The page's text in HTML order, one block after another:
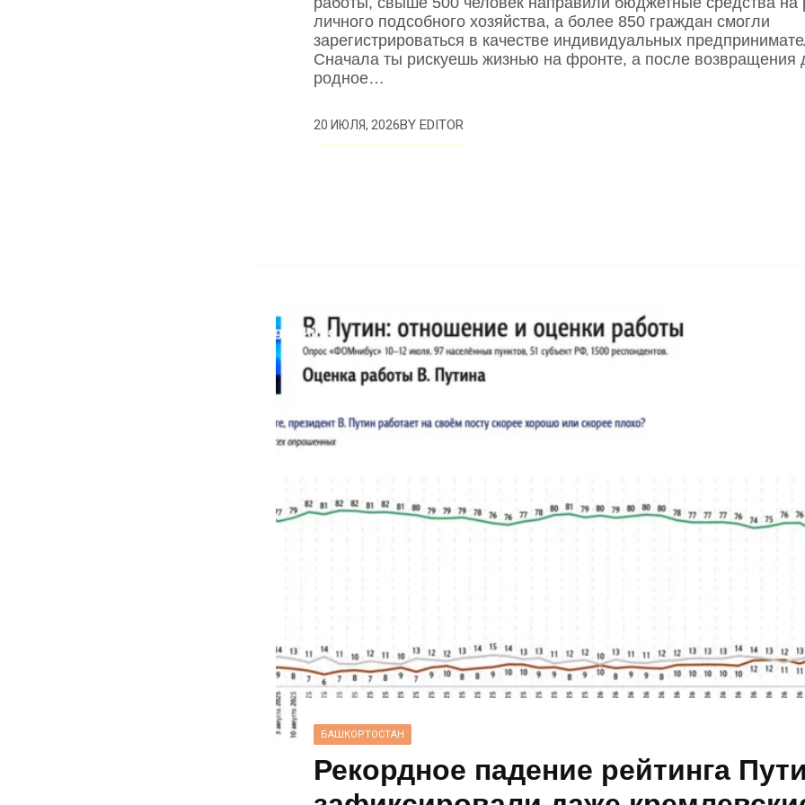
личного подсобного хозяйства, а более 850 граждан смогли
зарегистрироваться в качестве индивидуальных
Сначала ты рискуешь жизнью на фронте, а после возвращения
родное…
20 ИЮЛЯ, 2026BY EDITOR
БАШКОРТОСТАН
Рекордное падение рейтинга